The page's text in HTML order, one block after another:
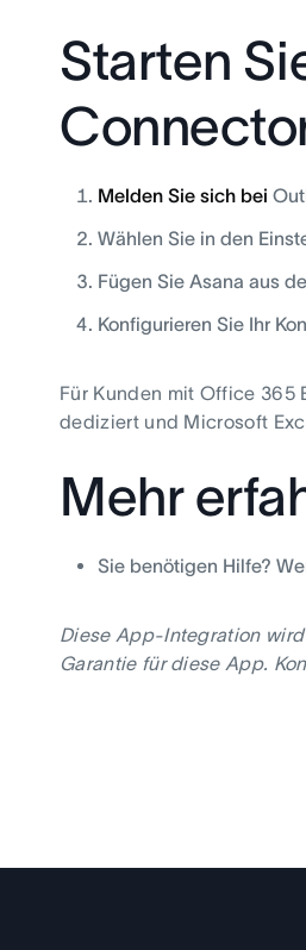
Starten
Melden Sie sich bei
Wählen Sie in den
Fügen Sie Asana aus
Konfigurieren Sie Ihr
Für Kunden mit Office 365
dediziert und Microsoft
Mehr
Sie benötigen Hilfe?
Diese App-Integration
Garantie für diese App.